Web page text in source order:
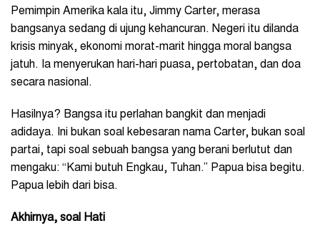
Pemimpin Amerika kala itu, Jimmy Carter, merasa
bangsanya sedang di ujung kehancuran. Negeri itu dilanda
krisis minyak, ekonomi morat-marit hingga moral bangsa
jatuh. Ia menyerukan hari-hari puasa, pertobatan, dan doa
secara nasional.
Hasilnya? Bangsa itu perlahan bangkit dan menjadi
adidaya. Ini bukan soal kebesaran nama Carter, bukan soal
partai, tapi soal sebuah bangsa yang berani berlutut dan
mengaku: “Kami butuh Engkau, Tuhan.” Papua bisa begitu.
Papua lebih dari bisa.
Akhirnya, soal Hati